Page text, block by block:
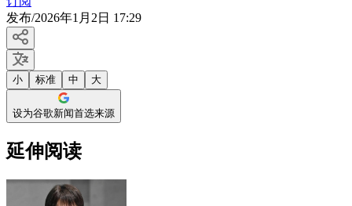
发布/2026年1月2日 17:29
小 标准 中 大
设为谷歌新闻首选来源
延伸阅读